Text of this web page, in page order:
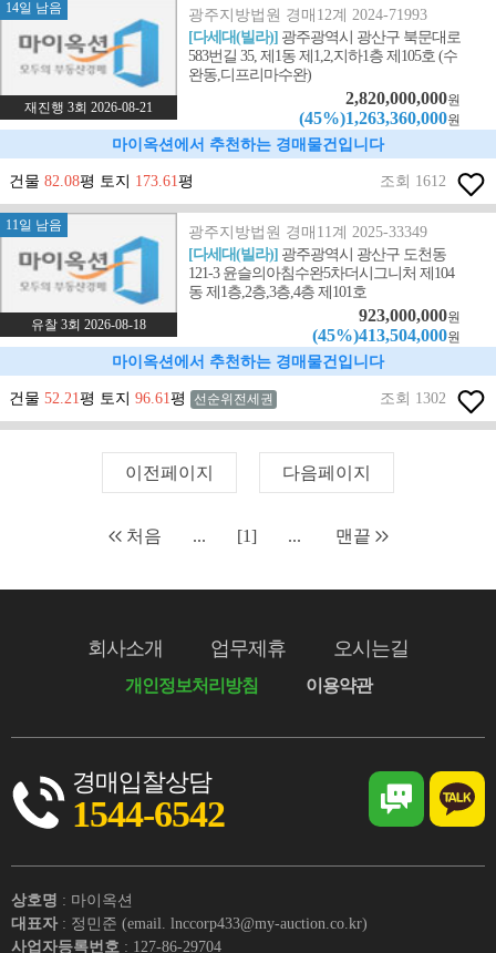
14일 남음
재진행 3회 2026-08-21
광주지방법원 경매12계 2024-71993
[다세대(빌라)] 광주광역시 광산구 북문대로
583번길 35, 제1동 제1,2,지하1층 제105호 (수
완동,디프리마수완)
2,820,000,000원
(45%)1,263,360,000원
마이옥션에서 추천하는 경매물건입니다
건물 82.08평 토지 173.61평 조회 1612
11일 남음
유찰 3회 2026-08-18
광주지방법원 경매11계 2025-33349
[다세대(빌라)] 광주광역시 광산구 도천동
121-3 윤슬의아침수완5차더시그니처 제104
동 제1층,2층,3층,4층 제101호
923,000,000원
(45%)413,504,000원
마이옥션에서 추천하는 경매물건입니다
건물 52.21평 토지 96.61평 선순위전세권 조회 1302
이전페이지 다음페이지
처음 ... [1] ... 맨끝
회사소개 업무제휴 오시는길
개인정보처리방침 이용약관
경매입찰상담
1544-6542
상호명 : 마이옥션
대표자 : 정민준 (email. lnccorp433@my-auction.co.kr)
사업자등록번호 : 127-86-29704